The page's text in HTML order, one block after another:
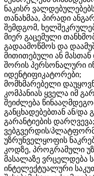
ნაკისრ
თანახმაა, პირადი
შემდგომ,
მიერ გაცემული
გადაამოწმოს და
მითითებული ან მასთან
შორის პერსონალური
იდენტიფიკატორები;
მომხმარებელი
კომპანიას ყველა იმ
შეიძლება
განცხადებებთან ან/და
გარანტიების დარღვევა;
ვებგვერდის/
უზრუნველყოფის
კოდზე, პროგრამული
მასალაზე ვრცელდება
ინტელექტუალური